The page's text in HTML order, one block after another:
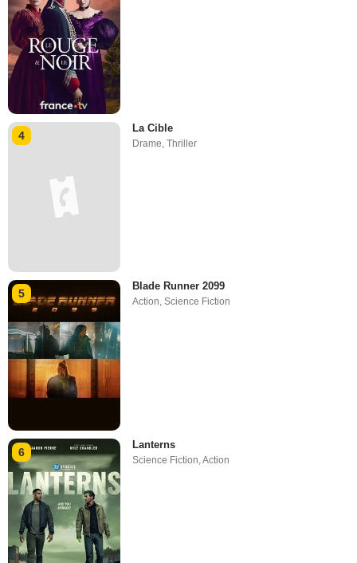
4
La Cible
Drame,Thriller
5
Blade Runner 2099
Action,Science Fiction
6
Lanterns
Science Fiction ,Action